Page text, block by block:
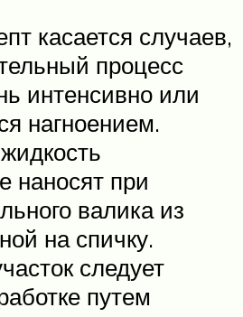
касается случаев,
процесс
интенсивно или
нагноением.
наносят при
валика из
на спичку.
следует
путем